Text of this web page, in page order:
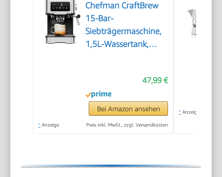
Chefman CraftBrew
15-Bar-
Siebträgermaschine,
1,5L-Wassertank,
47,99 €
Bei Amazon ansehen
* Anzeige Preis inkl. MwSt., zzgl. Versandkosten
* Anzeige